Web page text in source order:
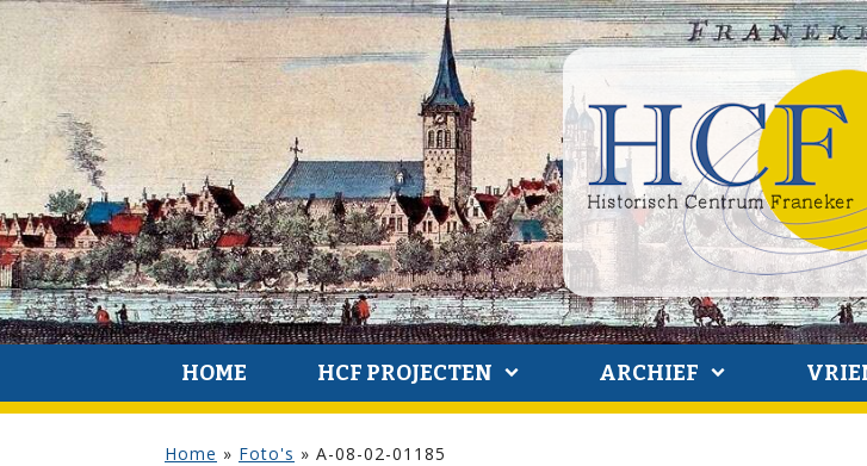
HOME HCF PROJECTEN ARCHIEF
Home » Foto's » A-08-02-01185